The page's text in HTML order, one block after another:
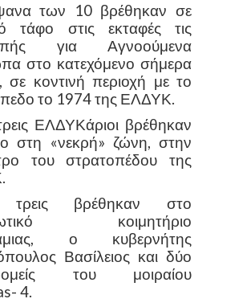
των 10 βρέθηκαν σε
τάφο στις εκταφές τις
για Αγνοούμενα
στο κατεχόμενο σήμερα
σε κοντινή περιοχή με το
το 1974 της ΕΛΔΥΚ.
ΕΛΔΥΚάριοι βρέθηκαν
στη «νεκρή» ζώνη, στην
του στρατοπέδου της
τρεις βρέθηκαν στο
κοιμητήριο
ο κυβερνήτης
Βασίλειος και δύο
του μοιραίου
4.